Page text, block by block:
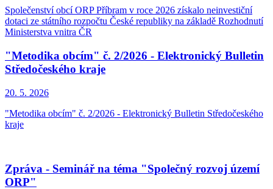
Společenství obcí ORP Příbram v roce 2026 získalo neinvestiční
dotaci ze státního rozpočtu České republiky na základě Rozhodnutí
Ministerstva vnitra ČR
"Metodika obcím" č. 2/2026 - Elektronický Bulletin
Středočeského kraje
20. 5. 2026
"Metodika obcím" č. 2/2026 - Elektronický Bulletin Středočeského
kraje
Zpráva - Seminář na téma "Společný rozvoj území
ORP"